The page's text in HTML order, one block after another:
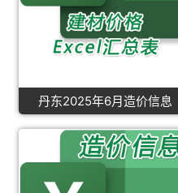
丹东2025年6月造价信息